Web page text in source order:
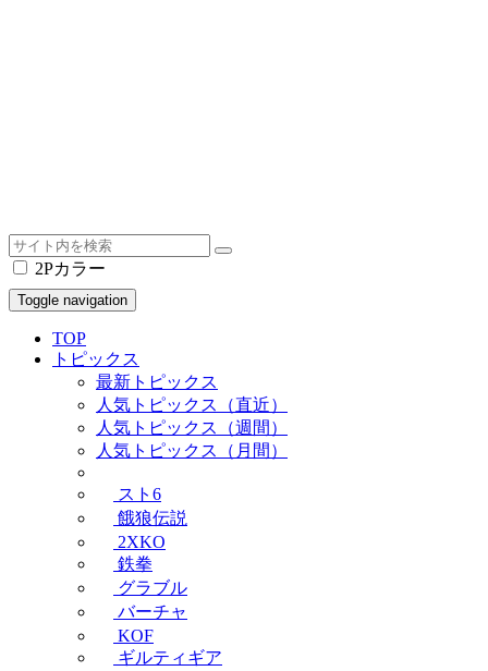
2Pカラー
Toggle navigation
TOP
トピックス
最新トピックス
人気トピックス（直近）
人気トピックス（週間）
人気トピックス（月間）
スト6
餓狼伝説
2XKO
鉄拳
グラブル
バーチャ
KOF
ギルティギア